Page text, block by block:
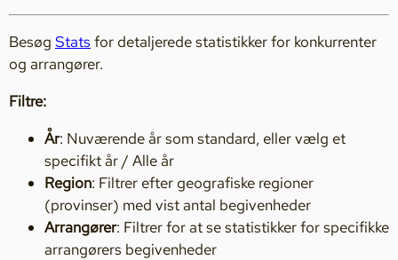
Besøg Stats for detaljerede statistikker for konkurrenter
og arrangører.
Filtre:
År: Nuværende år som standard, eller vælg et
specifikt år / Alle år
Region: Filtrer efter geografiske regioner
(provinser) med vist antal begivenheder
Arrangører: Filtrer for at se statistikker for specifikke
arrangørers begivenheder